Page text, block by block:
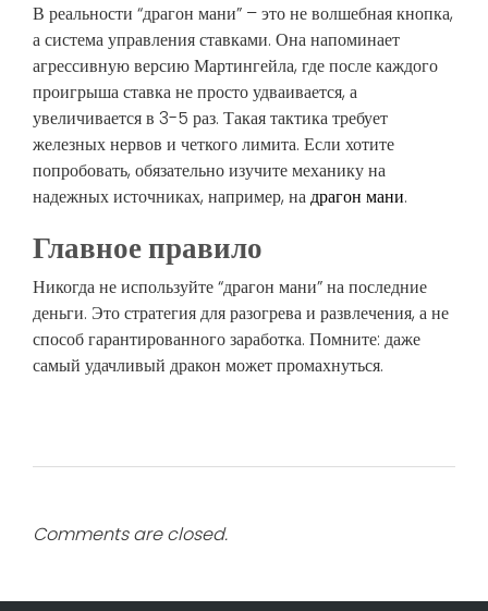
В реальности “драгон мани” – это не волшебная кнопка,
а система управления ставками. Она напоминает
агрессивную версию Мартингейла, где после каждого
проигрыша ставка не просто удваивается, а
увеличивается в 3-5 раз. Такая тактика требует
железных нервов и четкого лимита. Если хотите
попробовать, обязательно изучите механику на
надежных источниках, например, надрагон мани.
Главное правило
Никогда не используйте “драгон мани” на последние
деньги. Это стратегия для разогрева и развлечения, а не
способ гарантированного заработка. Помните: даже
самый удачливый дракон может промахнуться.
Comments are closed.